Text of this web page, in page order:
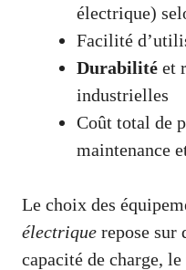
électrique)
Facilité
Durabilité et
industrielles
Coût total de
maintenance
Le choix des
électrique repose sur
capacité de charge,